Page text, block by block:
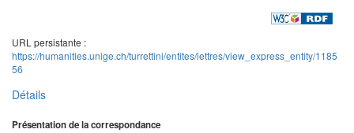
URL persistante :
https://humanities.unige.ch/turrettini/entites/lettres/view_express_entity/1185
56
Détails
Présentation de la correspondance